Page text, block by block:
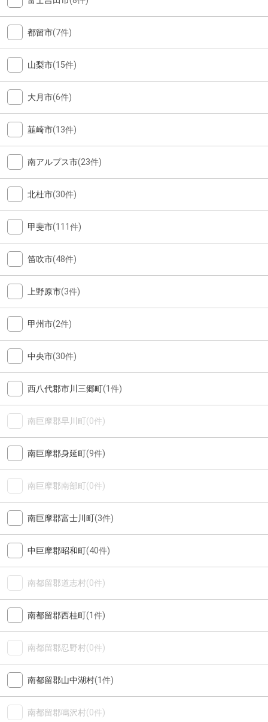
都留市(7件)
山梨市(15件)
大月市(6件)
韮崎市(13件)
南アルプス市(23件)
北杜市(30件)
甲斐市(111件)
笛吹市(48件)
上野原市(3件)
甲州市(2件)
中央市(30件)
西八代郡市川三郷町(1件)
南巨摩郡早川町(0件)
南巨摩郡身延町(9件)
南巨摩郡南部町(0件)
南巨摩郡富士川町(3件)
中巨摩郡昭和町(40件)
南都留郡道志村(0件)
南都留郡西桂町(1件)
南都留郡忍野村(0件)
南都留郡山中湖村(1件)
南都留郡鳴沢村(0件)